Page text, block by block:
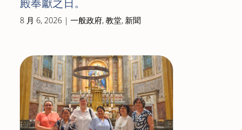
殿奉獻之日。
8 月 6, 2026| 一般政府,教堂, 新聞